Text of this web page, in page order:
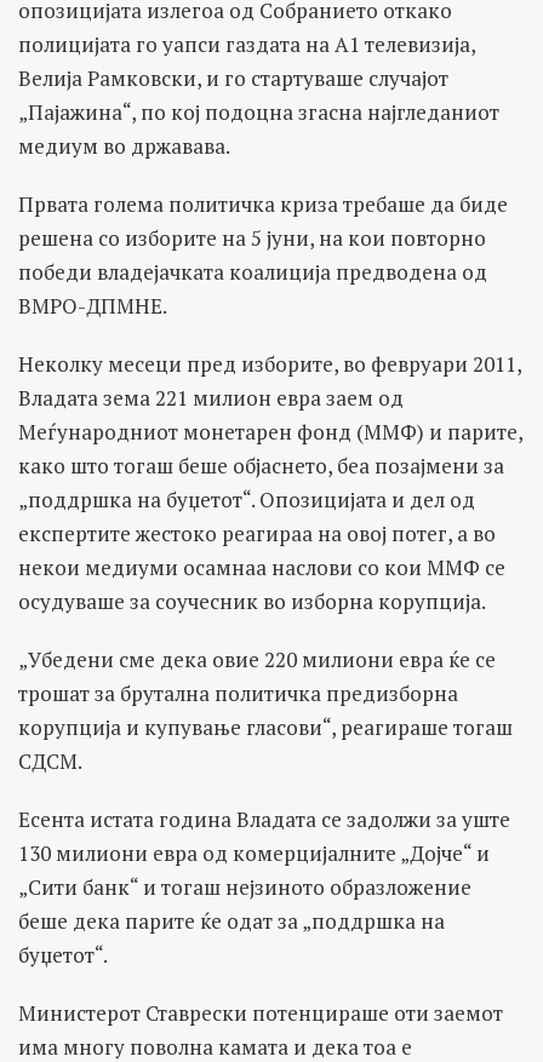
опозицијата излегоа од Собранието откако
полицијата го уапси газдата на А1 телевизија,
Велија Рамковски, и го стартуваше случајот
„Пајажина“, по кој подоцна згасна најгледаниот
медиум во државава.
Првата голема политичка криза требаше да биде
решена со изборите на 5 јуни, на кои повторно
победи владејачката коалиција предводена од
ВМРО-ДПМНЕ.
Неколку месеци пред изборите, во февруари 2011,
Владата зема 221 милион евра заем од
Меѓународниот монетарен фонд (ММФ) и парите,
како што тогаш беше објаснето, беа позајмени за
„поддршка на буџетот“. Опозицијата и дел од
експертите жестоко реагираа на овој потег, а во
некои медиуми осамнаа наслови со кои ММФ се
осудуваше за соучесник во изборна корупција.
„Убедени сме дека овие 220 милиони евра ќе се
трошат за брутална политичка предизборна
корупција и купување гласови“, реагираше тогаш
СДСМ.
Есента истата година Владата се задолжи за уште
130 милиони евра од комерцијалните „Дојче“ и
„Сити банк“ и тогаш нејзиното образложение
беше дека парите ќе одат за „поддршка на
буџетот“.
Министерот Ставрески потенцираше оти заемот
има многу поволна камата и дека тоа е